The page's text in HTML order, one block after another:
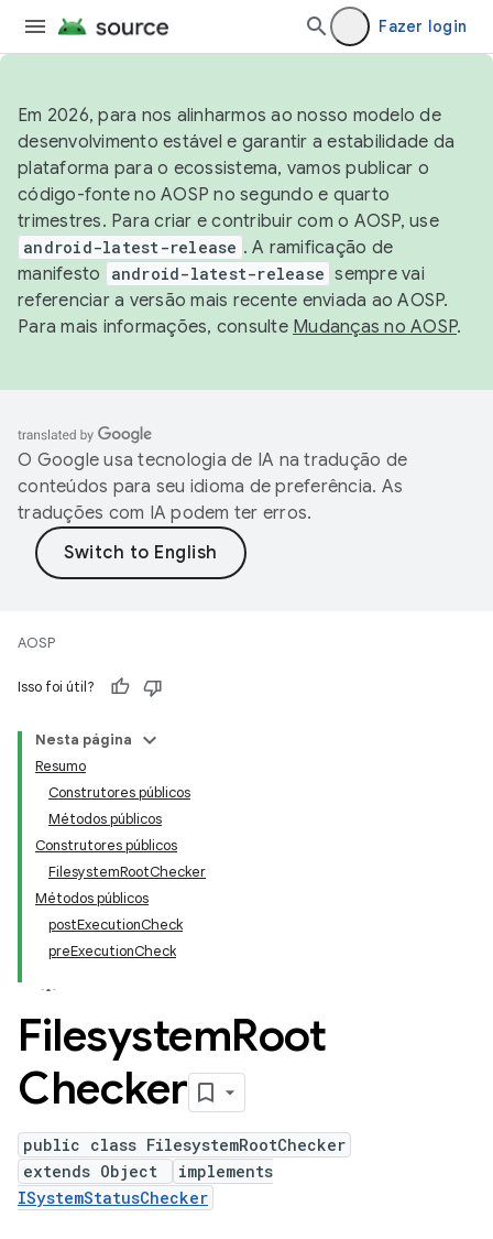
Fazer login
Em 2026, para nos alinharmos ao nosso modelo de
desenvolvimento estável e garantir a estabilidade da
plataforma para o ecossistema, vamos publicar o
código-fonte no AOSP no segundo e quarto
trimestres. Para criar e contribuir com o AOSP, use
android-latest-release . A ramificação de
manifesto
android-latest-release sempre vai
referenciar a versão mais recente enviada ao AOSP.
Para mais informações, consulte Mudanças no AOSP.
O Google usa tecnologia de IA na tradução de
conteúdos para seu idioma de preferência. As
traduções com IA podem ter erros.
AOSP
Isso foi útil?
Nesta página
Resumo
Construtores públicos
Métodos públicos
Construtores públicos
FilesystemRootChecker
Métodos públicos
postExecutionCheck
preExecutionCheck
FilesystemRoot
Checker
public class FilesystemRootChecker
extends Object
implements
ISystemStatusChecker